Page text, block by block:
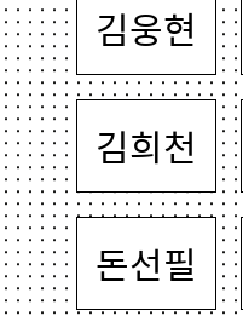
김웅현
김희천
돈선필